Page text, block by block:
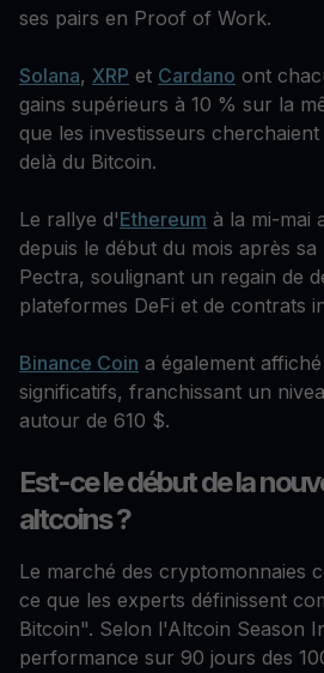
ses pairs en Proof of Work.
Solana, XRP et Cardano ont
gains supérieurs à 10 % sur la
que les investisseurs
delà du Bitcoin.
Le rallye d'Ethereum à la mi-mai
depuis le début du mois après sa
Pectra, soulignant un regain de
plateformes DeFi et de contrats
Binance Coin a également
significatifs, franchissant un
autour de 610 $.
Est-ce le début de la
altcoins ?
Le marché des cryptomonnaies
ce que les experts définissent
Bitcoin". Selon l'Altcoin Season
performance sur 90 jours des